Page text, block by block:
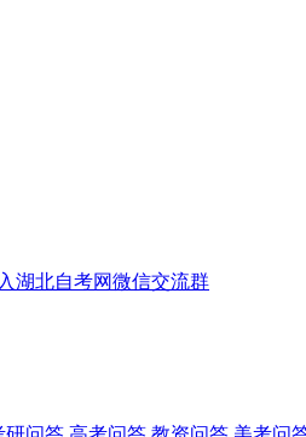
湖北自考网微信交流群